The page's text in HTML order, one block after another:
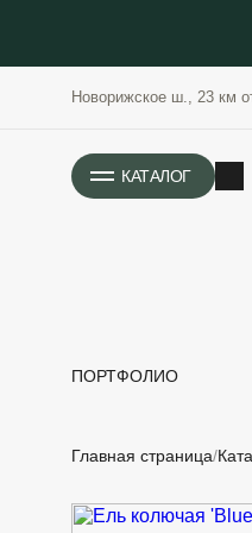
Новорижское ш., 23 км
КАТАЛОГ
ПОРТФОЛИО
ИСТОРИЯ
Главная страница